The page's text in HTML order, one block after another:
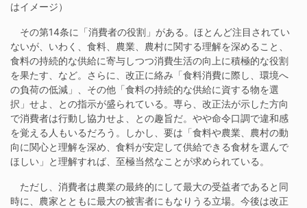
はイメージ）
その第14条に「消費者の役割」がある。ほとんど注目されてい
ないが、いわく、食料、農業、農村に関する理解を深めること、
食料の持続的な供給に寄与しつつ消費生活の向上に積極的な役割
を果たす、など。さらに、改正に絡み「食料消費に際し、環境へ
の負荷の低減」、その他「食料の持続的な供給に資する物を選
択」せよ、との指示が盛られている。専ら、改正法が示した方向
で消費者は行動し協力せよ、との趣旨だ。やや命令口調で違和感
を覚える人もいるだろう。しかし、要は「食料や農業、農村の動
向に関心と理解を深め、食料が安定して供給できる食材を選んで
ほしい」と理解すれば、至極当然なことが求められている。
ただし、消費者は農業の最終的にして最大の受益者であると同
時に、農家とともに最大の被害者にもなりうる立場。今後は改正